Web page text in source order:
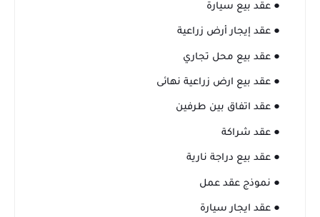
● عقد بيع سيارة
● عقد إيجار أرض زراعية
● عقد بيع محل تجاري
● عقد بيع ارض زراعية نهائى
● عقد اتفاق بين طرفين
● عقد شراكة
● عقد بيع دراجة نارية
● نموذج عقد عمل
● عقد ايجار سيارة